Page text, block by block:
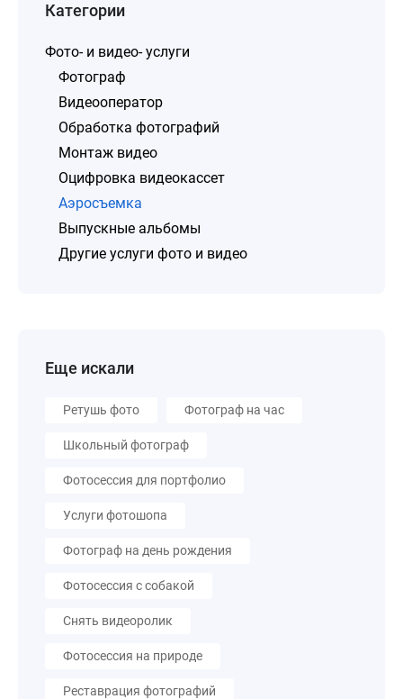
Категории
Фото- и видео- услуги
Фотограф
Видеооператор
Обработка фотографий
Монтаж видео
Оцифровка видеокассет
Аэросъемка
Выпускные альбомы
Другие услуги фото и видео
Еще искали
Ретушь фото Фотограф на час
Школьный фотограф
Фотосессия для портфолио
Услуги фотошопа
Фотограф на день рождения
Фотосессия с собакой
Снять видеоролик
Фотосессия на природе
Реставрация фотографий